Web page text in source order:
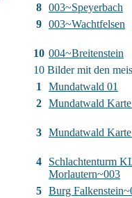
8 003~Speyerbach
9 003~Wachtfelsen
10 004~Breitenstein
10 Bilder mit den
1
Mundatwald 01
2 Mundatwald Karte
3 Mundatwald
4
Schlachtenturm
Morlautern~003
5 Burg